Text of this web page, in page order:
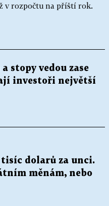
v rozpočtu na příští rok.
stopy vedou zase
investoři největší
dolarů za unci.
měnám, nebo